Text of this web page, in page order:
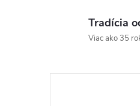
Tradícia
Viac ako 35